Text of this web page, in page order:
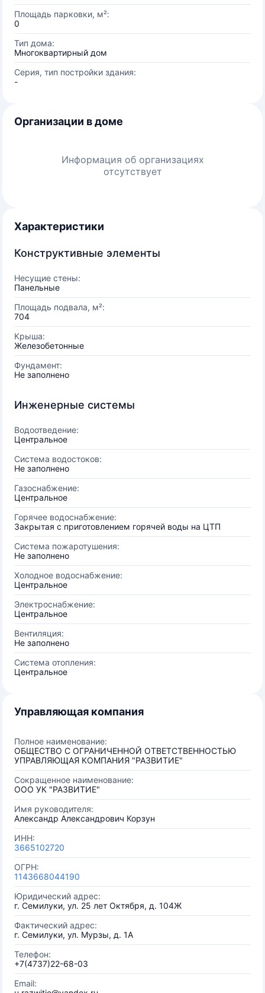
Площадь парковки, м²:
0
Тип дома:
Многоквартирный дом
Серия, тип постройки здания:
-
Организации в доме
Информация об организациях
отсутствует
Характеристики
Конструктивные элементы
Несущие стены:
Панельные
Площадь подвала, м²:
704
Крыша:
Железобетонные
Фундамент:
Не заполнено
Инженерные системы
Водоотведение:
Центральное
Система водостоков:
Не заполнено
Газоснабжение:
Центральное
Горячее водоснабжение:
Закрытая с приготовлением горячей воды на ЦТП
Система пожаротушения:
Не заполнено
Холодное водоснабжение:
Центральное
Электроснабжение:
Центральное
Вентиляция:
Не заполнено
Система отопления:
Центральное
Управляющая компания
Полное наименование:
ОБЩЕСТВО С ОГРАНИЧЕННОЙ ОТВЕТСТВЕННОСТЬЮ
УПРАВЛЯЮЩАЯ КОМПАНИЯ "РАЗВИТИЕ"
Сокращенное наименование:
ООО УК "РАЗВИТИЕ"
Имя руководителя:
Александр Александрович Корзун
ИНН:
3665102720
ОГРН:
1143668044190
Юридический адрес:
г. Семилуки, ул. 25 лет Октября, д. 104Ж
Фактический адрес:
г. Семилуки, ул. Мурзы, д. 1А
Телефон:
+7(4737)22-68-03
Email: